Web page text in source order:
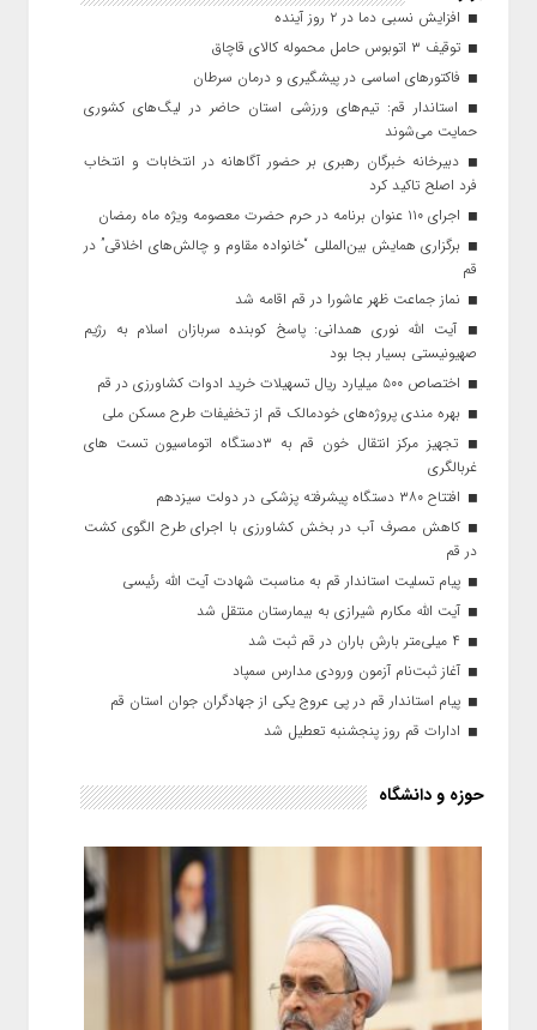
افزایش نسبی دما در ۲ روز آینده
توقیف ۳ اتوبوس حامل محموله کالای قاچاق
فاکتورهای اساسی در پیشگیری و درمان سرطان
استاندار قم: تیم‌های ورزشی استان حاضر در لیگ‌های کشوری
حمایت می‌شوند
دبیرخانه خبرگان رهبری بر حضور آگاهانه در انتخابات و انتخاب
فرد اصلح تاکید کرد
اجرای ۱۱۰ عنوان برنامه در حرم حضرت معصومه ویژه ماه رمضان
برگزاری همایش بین‌المللی “خانواده مقاوم و چالش‌های اخلاقی” در
قم
نماز جماعت ظهر عاشورا در قم اقامه شد
آیت الله نوری همدانی: پاسخ کوبنده سربازان اسلام به رژیم
صهیونیستی بسیار بجا بود
اختصاص ۵۰۰ میلیارد ریال تسهیلات خرید ادوات کشاورزی در قم
بهره مندی پروژه‌های خودمالک قم از تخفیفات طرح مسکن ملی
تجهیز مرکز انتقال خون قم به ۳دستگاه اتوماسیون تست های
غربالگری
افتتاح ۳۸۰ دستگاه پیشرفته پزشکی در دولت سیزدهم
کاهش مصرف آب در بخش کشاورزی با اجرای طرح الگوی کشت
در قم
پیام تسلیت استاندار قم به مناسبت شهادت آیت الله رئیسی
آیت الله مکارم شیرازی به بیمارستان منتقل شد
آغاز ثبت‌نام آزمون ورودی مدارس سمپاد
پیام استاندار قم در پی عروج یکی از جهادگران جوان استان قم
ادارات قم روز پنجشنبه تعطیل شد
حوزه و دانشگاه